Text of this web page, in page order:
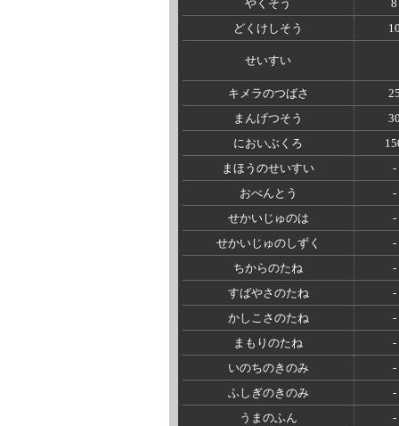
やくそう
8
どくけしそう
せいすい
キメラのつばさ
まんげつそう
においぶくろ
まほうのせいすい
-
おべんとう
-
せかいじゅのは
-
せかいじゅのしずく
-
ちからのたね
-
すばやさのたね
-
かしこさのたね
-
まもりのたね
-
いのちのきのみ
-
ふしぎのきのみ
-
うまのふん
-